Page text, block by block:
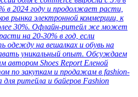
в 2024 году и продолжает расти,
рынка электронной коммерции, к
30%. Офлайн-ритейл же может
на 20-30% в год, если
одежду на вешалках и обувь на
уникальный опыт. Обсуждаем
автором Shoes Report Еленой
по закупкам и продажам в fashion-
для ритейла и байеров Fashion